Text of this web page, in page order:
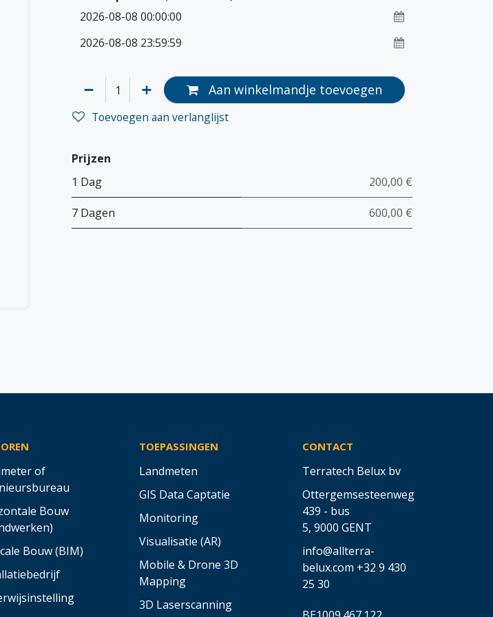
Aan winkelmandje toevoegen
Toevoegen aan verlanglijst
Prijzen
1 Dag
200,00 €
7 Dagen 600,00 €
of
Bouw
Bouw (BIM)
TOEPASSINGEN
Landmeten
GIS Data Captatie
Monitoring
Visualisatie (AR)
Mobile & Drone 3D
Mapping
3D Laserscanning
CONTACT
Terratech Belux bv
Ottergemsesteenweg
439 - bus
5, 9000 GENT
info@allterra-
belux.com +32 9 430
25 30